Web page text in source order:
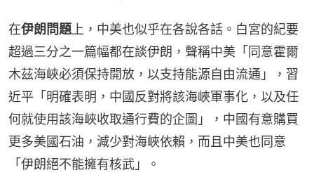
在伊朗問題 上，中美也似乎在各說各話。白宮的紀要
超過三分之一篇幅都在談伊朗，聲稱中美「同意霍爾
木茲海峽必須保持開放，以支持能源自由流通」，習
近平「明確表明，中國反對將該海峽軍事化，以及任
何就使用該海峽收取通行費的企圖」，中國有意購買
更多美國石油，減少對海峽依賴，而且中美也同意
「伊朗絕不能擁有核武」。